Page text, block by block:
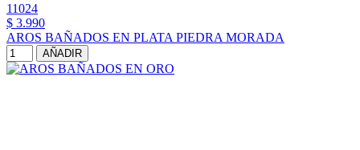
11024
$ 3.990
AROS BAÑADOS EN PLATA PIEDRA MORADA
AÑADIR